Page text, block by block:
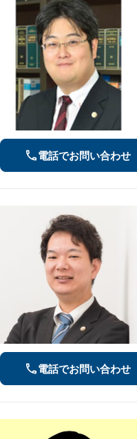
電話でお問い合わせ
電話でお問い合わせ